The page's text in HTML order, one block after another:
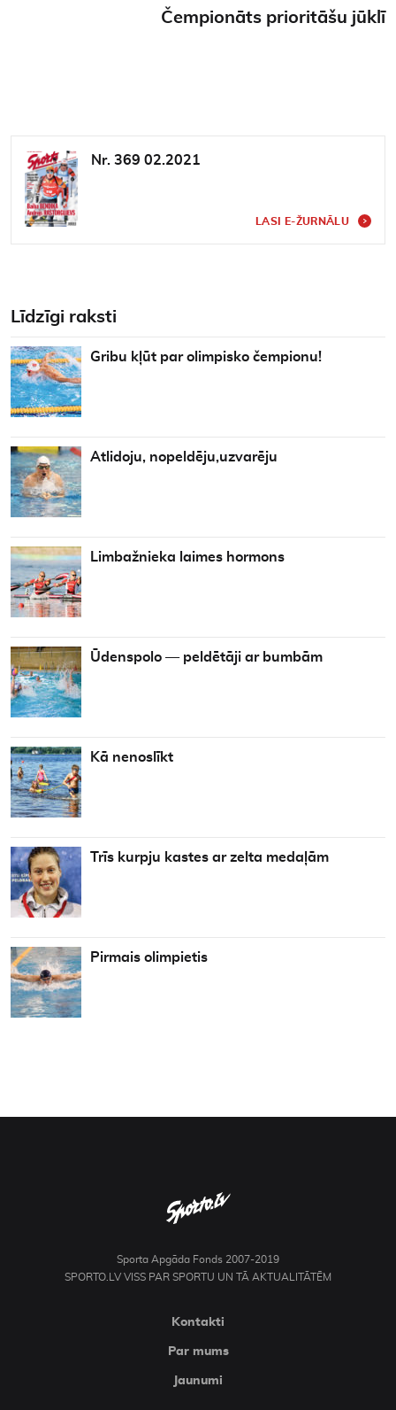
Čempionāts prioritāšu jūklī
Nr. 369 02.2021
LASI E-ŽURNĀLU
Līdzīgi raksti
Gribu kļūt par olimpisko čempionu!
Atlidoju, nopeldēju,uzvarēju
Limbažnieka laimes hormons
Ūdenspolo — peldētāji ar bumbām
Kā nenoslīkt
Trīs kurpju kastes ar zelta medaļām
Pirmais olimpietis
Sporta Apgāda Fonds 2007-2019
SPORTO.LV VISS PAR SPORTU UN TĀ AKTUALITĀTĒM
Kontakti
Par mums
Jaunumi